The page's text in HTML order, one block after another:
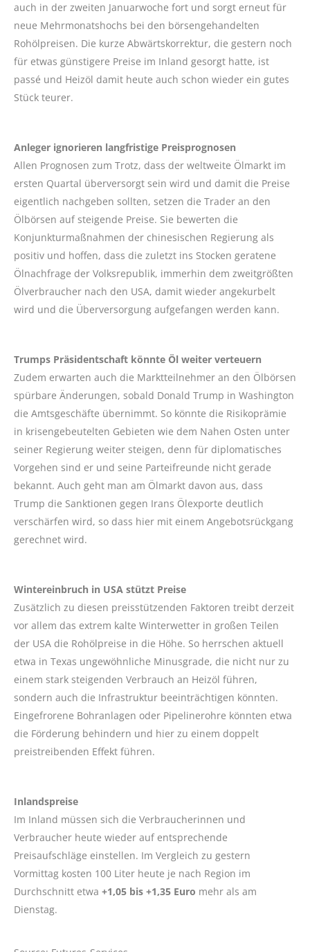
auch in der zweiten Januarwoche fort und sorgt erneut für
neue Mehrmonatshochs bei den börsengehandelten
Rohölpreisen. Die kurze Abwärtskorrektur, die gestern noch
für etwas günstigere Preise im Inland gesorgt hatte, ist
passé und Heizöl damit heute auch schon wieder ein gutes
Stück teurer.
Anleger ignorieren langfristige Preisprognosen
Allen Prognosen zum Trotz, dass der weltweite Ölmarkt im
ersten Quartal überversorgt sein wird und damit die Preise
eigentlich nachgeben sollten, setzen die Trader an den
Ölbörsen auf steigende Preise. Sie bewerten die
Konjunkturmaßnahmen der chinesischen Regierung als
positiv und hoffen, dass die zuletzt ins Stocken geratene
Ölnachfrage der Volksrepublik, immerhin dem zweitgrößten
Ölverbraucher nach den USA, damit wieder angekurbelt
wird und die Überversorgung aufgefangen werden kann.
Trumps Präsidentschaft könnte Öl weiter verteuern
Zudem erwarten auch die Marktteilnehmer an den Ölbörsen
spürbare Änderungen, sobald Donald Trump in Washington
die Amtsgeschäfte übernimmt. So könnte die Risikoprämie
in krisengebeutelten Gebieten wie dem Nahen Osten unter
seiner Regierung weiter steigen, denn für diplomatisches
Vorgehen sind er und seine Parteifreunde nicht gerade
bekannt. Auch geht man am Ölmarkt davon aus, dass
Trump die Sanktionen gegen Irans Ölexporte deutlich
verschärfen wird, so dass hier mit einem Angebotsrückgang
gerechnet wird.
Wintereinbruch in USA stützt Preise
Zusätzlich zu diesen preisstützenden Faktoren treibt derzeit
vor allem das extrem kalte Winterwetter in großen Teilen
der USA die Rohölpreise in die Höhe. So herrschen aktuell
etwa in Texas ungewöhnliche Minusgrade, die nicht nur zu
einem stark steigenden Verbrauch an Heizöl führen,
sondern auch die Infrastruktur beeinträchtigen könnten.
Eingefrorene Bohranlagen oder Pipelinerohre könnten etwa
die Förderung behindern und hier zu einem doppelt
preistreibenden Effekt führen.
Inlandspreise
Im Inland müssen sich die Verbraucherinnen und
Verbraucher heute wieder auf entsprechende
Preisaufschläge einstellen. Im Vergleich zu gestern
Vormittag kosten 100 Liter heute je nach Region im
Durchschnitt etwa +1,05 bis +1,35 Euro mehr als am
Dienstag.